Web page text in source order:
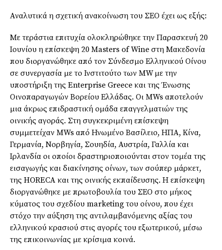
Αναλυτικά η σχετική ανακοίνωση του ΣΕΟ έχει ως εξής:
Με τεράστια επιτυχία ολοκληρώθηκε την Παρασκευή 20
Ιουνίου η επίσκεψη 20 Masters of Wine στη Μακεδονία
που διοργανώθηκε από τον Σύνδεσμο Ελληνικού Οίνου
σε συνεργασία με το Ινστιτούτο των MW με την
υποστήριξη της Enterprise Greece και της Ένωσης
Οινοπαραγωγών Βορείου Ελλάδας. Οι MWs αποτελούν
μια άκρως επιδραστική ομάδα επαγγελματιών της
οινικής αγοράς. Στη συγκεκριμένη επίσκεψη
συμμετείχαν MWs από Ηνωμένο Βασίλειο, ΗΠΑ, Κίνα,
Γερμανία, Νορβηγία, Σουηδία, Αυστρία, Γαλλία και
Ιρλανδία οι οποίοι δραστηριοποιούνται στον τομέα της
εισαγωγής και διακίνησης οίνων, των σούπερ μάρκετ,
της HORECA και της οινικής εκπαίδευσης. Η επίσκεψη
διοργανώθηκε με πρωτοβουλία του ΣΕΟ στο μήκος
κύματος του σχεδίου marketing του οίνου, που έχει
στόχο την αύξηση της αντιλαμβανόμενης αξίας του
ελληνικού κρασιού στις αγορές του εξωτερικού, μέσω
της επικοινωνίας με κρίσιμα κοινά.